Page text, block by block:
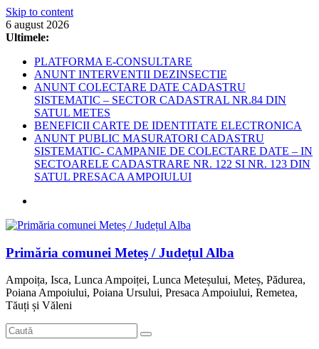
Skip to content
6 august 2026
Ultimele:
PLATFORMA E-CONSULTARE
ANUNT INTERVENTII DEZINSECTIE
ANUNT COLECTARE DATE CADASTRU
SISTEMATIC – SECTOR CADASTRAL NR.84 DIN
SATUL METES
BENEFICII CARTE DE IDENTITATE ELECTRONICA
ANUNT PUBLIC MASURATORI CADASTRU
SISTEMATIC- CAMPANIE DE COLECTARE DATE – IN
SECTOARELE CADASTRARE NR. 122 SI NR. 123 DIN
SATUL PRESACA AMPOIULUI
Primăria comunei Meteș / Județul Alba
Ampoița, Isca, Lunca Ampoiței, Lunca Meteșului, Meteș, Pădurea,
Poiana Ampoiului, Poiana Ursului, Presaca Ampoiului, Remetea,
Tăuți și Văleni